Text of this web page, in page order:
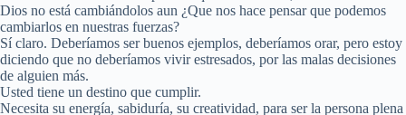
Dios no está cambiándolos aun ¿Que nos hace pensar que podemos
cambiarlos en nuestras fuerzas?
Sí claro. Deberíamos ser buenos ejemplos, deberíamos orar, pero estoy
diciendo que no deberíamos vivir estresados, por las malas decisiones
de alguien más.
Usted tiene un destino que cumplir.
Necesita su energía, sabiduría, su creatividad, para ser la persona plena